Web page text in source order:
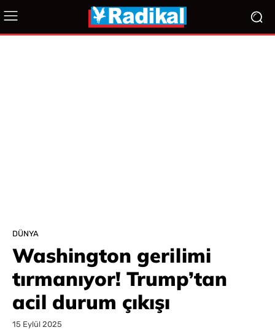
DÜNYA
Washington gerilimi
tırmanıyor! Trump’tan
acil durum çıkışı
15 Eylül 2025